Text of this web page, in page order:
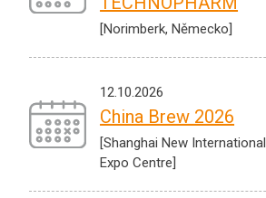
[Norimberk, Německo]
12.10.2026
China Brew 2026
[Shanghai New International
Expo Centre]